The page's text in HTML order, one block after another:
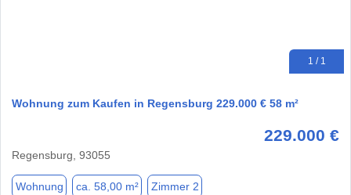
1 / 1
Wohnung zum Kaufen in Regensburg 229.000 € 58 m²
229.000 €
Regensburg, 93055
Wohnung ca. 58,00 m² Zimmer 2